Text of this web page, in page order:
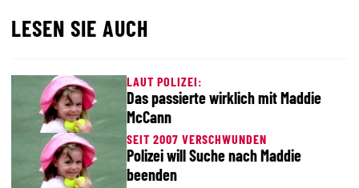
LESEN SIE AUCH
LAUT POLIZEI:
Das passierte wirklich mit Maddie
McCann
SEIT 2007 VERSCHWUNDEN
Polizei will Suche nach Maddie
beenden